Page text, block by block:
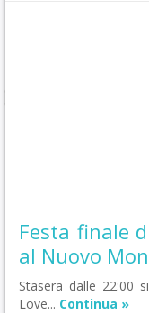
Festa finale
al Nuovo
Stasera dalle 22:00
Love... Continua »